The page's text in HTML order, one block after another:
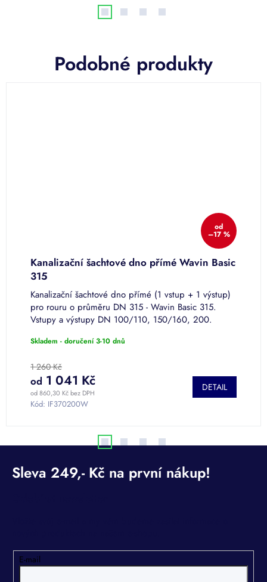
Podobné produkty
od
–17 %
Kanalizační šachtové dno přímé Wavin Basic
315
Kanalizační šachtové dno přímé (1 vstup + 1 výstup)
pro rouru o průměru DN 315 - Wavin Basic 315.
Vstupy a výstupy DN 100/110, 150/160, 200.
Skladem - doručení 3-10 dnů
1 260 Kč
od 860,30 Kč bez DPH
od 1 041 Kč DETAIL
Kód: IF370200W
E-mail